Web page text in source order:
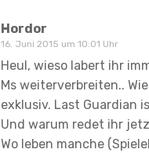
Hordor
16. Juni 2015 um 10:01 Uhr
Heul, wieso labert ihr
Ms weiterverbreiten..
exklusiv. Last Guardian
Und warum redet ihr
Wo leben manche